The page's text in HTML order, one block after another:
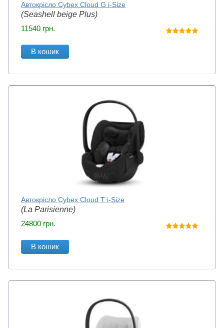
Автокрісло Cybex Cloud G i-Size
(Seashell beige Plus)
11540 грн.
В кошик
Автокрісло Cybex Cloud T i-Size
(La Parisienne)
24800 грн.
В кошик